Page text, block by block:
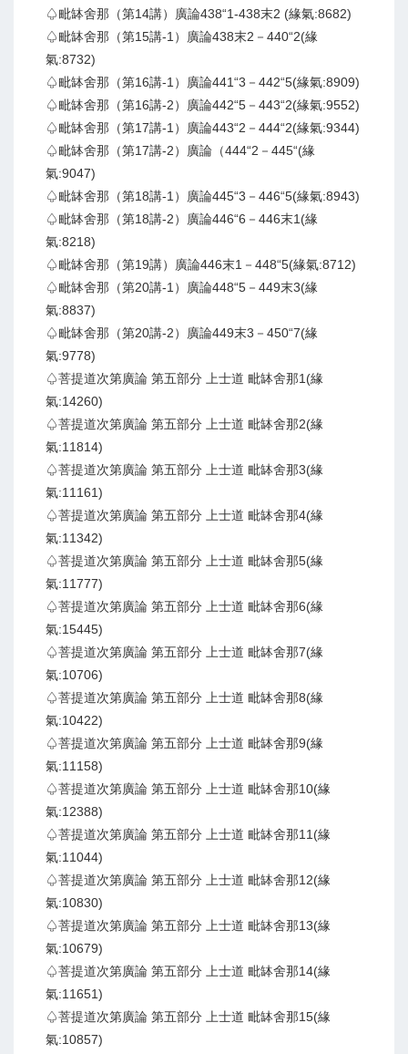
♤毗缽舍那（第14講）廣論438“1-438末2 (緣氣:8682)
♤毗缽舍那（第15講-1）廣論438末2－440“2(緣
氣:8732)
♤毗缽舍那（第16講-1）廣論441“3－442“5(緣氣:8909)
♤毗缽舍那（第16講-2）廣論442“5－443“2(緣氣:9552)
♤毗缽舍那（第17講-1）廣論443“2－444“2(緣氣:9344)
♤毗缽舍那（第17講-2）廣論（444“2－445“(緣
氣:9047)
♤毗缽舍那（第18講-1）廣論445“3－446“5(緣氣:8943)
♤毗缽舍那（第18講-2）廣論446“6－446末1(緣
氣:8218)
♤毗缽舍那（第19講）廣論446末1－448“5(緣氣:8712)
♤毗缽舍那（第20講-1）廣論448“5－449末3(緣
氣:8837)
♤毗缽舍那（第20講-2）廣論449末3－450“7(緣
氣:9778)
♤菩提道次第廣論 第五部分 上士道 毗缽舍那1(緣
氣:14260)
♤菩提道次第廣論 第五部分 上士道 毗缽舍那2(緣
氣:11814)
♤菩提道次第廣論 第五部分 上士道 毗缽舍那3(緣
氣:11161)
♤菩提道次第廣論 第五部分 上士道 毗缽舍那4(緣
氣:11342)
♤菩提道次第廣論 第五部分 上士道 毗缽舍那5(緣
氣:11777)
♤菩提道次第廣論 第五部分 上士道 毗缽舍那6(緣
氣:15445)
♤菩提道次第廣論 第五部分 上士道 毗缽舍那7(緣
氣:10706)
♤菩提道次第廣論 第五部分 上士道 毗缽舍那8(緣
氣:10422)
♤菩提道次第廣論 第五部分 上士道 毗缽舍那9(緣
氣:11158)
♤菩提道次第廣論 第五部分 上士道 毗缽舍那10(緣
氣:12388)
♤菩提道次第廣論 第五部分 上士道 毗缽舍那11(緣
氣:11044)
♤菩提道次第廣論 第五部分 上士道 毗缽舍那12(緣
氣:10830)
♤菩提道次第廣論 第五部分 上士道 毗缽舍那13(緣
氣:10679)
♤菩提道次第廣論 第五部分 上士道 毗缽舍那14(緣
氣:11651)
♤菩提道次第廣論 第五部分 上士道 毗缽舍那15(緣
氣:10857)